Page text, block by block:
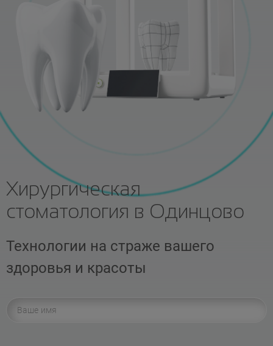
Хирургическая
стоматология в Одинцово
Технологии на страже вашего
здоровья и красоты